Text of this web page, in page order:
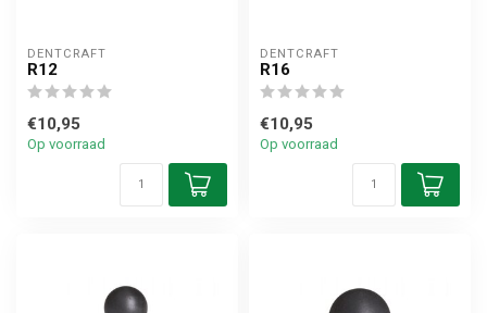
DENTCRAFT
R12
€10,95
Op voorraad
DENTCRAFT
R16
€10,95
Op voorraad